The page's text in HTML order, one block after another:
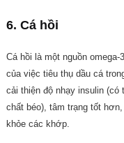
6. Cá hồi
Cá hồi là một nguồn
của việc tiêu thụ dầu cá
cải thiện độ nhạy insulin
chất béo), tâm trạng tốt
khỏe các khớp.